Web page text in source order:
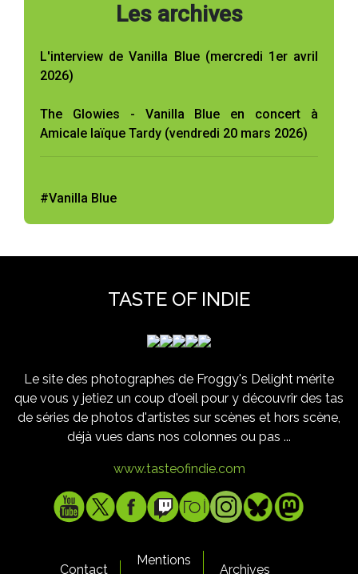
Les archives
L'interview de Vanilla Blue (mercredi 1er avril
2026)
The Glowies - Vanilla Blue en concert à
Amicale laïque Tardy (vendredi 20 mars 2026)
#Vanilla Blue
TASTE OF INDIE
Le site des photographes de Froggy's Delight mérite
que vous y jetiez un coup d'oeil pour y découvrir des tas
de séries de photos d'artistes sur scènes et hors scène,
déjà vues dans nos colonnes ou pas ...
www.tasteofindie.com
Contact
Mentions
Archives